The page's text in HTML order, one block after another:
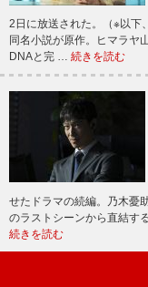
2日に放送された。（※以
同名小説が原作。ヒマラヤ
DNAと完 … 続きを読む
せたドラマの続編。乃木憂
のラストシーンから直結す
続きを読む